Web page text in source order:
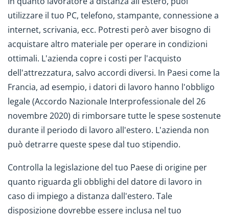
utilizzare il tuo PC, telefono, stampante, connessione a
internet, scrivania, ecc. Potresti però aver bisogno di
acquistare altro materiale per operare in condizioni
ottimali. L'azienda copre i costi per l'acquisto
dell'attrezzatura, salvo accordi diversi. In Paesi come la
Francia, ad esempio, i datori di lavoro hanno l'obbligo
legale (Accordo Nazionale Interprofessionale del 26
novembre 2020) di rimborsare tutte le spese sostenute
durante il periodo di lavoro all'estero. L'azienda non
può detrarre queste spese dal tuo stipendio.
Controlla la legislazione del tuo Paese di origine per
quanto riguarda gli obblighi del datore di lavoro in
caso di impiego a distanza dall'estero. Tale
disposizione dovrebbe essere inclusa nel tuo